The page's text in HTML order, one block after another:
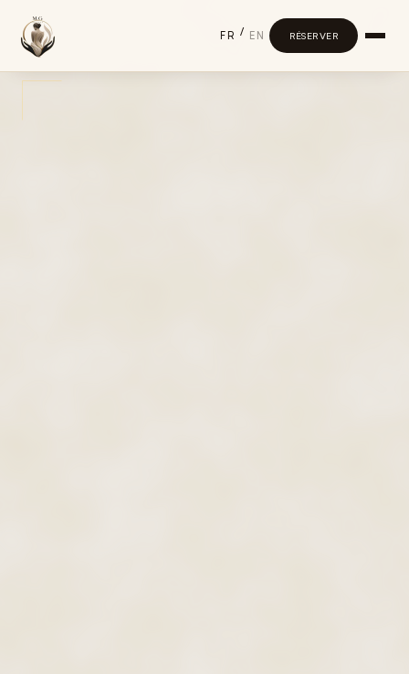
FR / EN RÉSERVER